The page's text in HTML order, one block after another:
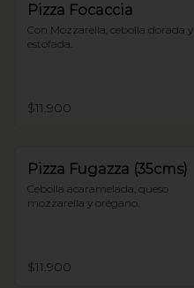
Pizza Focaccia
Con Mozzarella, cebolla dorada y
estofada.
$11.900
Pizza Fugazza (35cms)
Cebolla acaramelada, queso
mozzarella y orégano.
$11.900